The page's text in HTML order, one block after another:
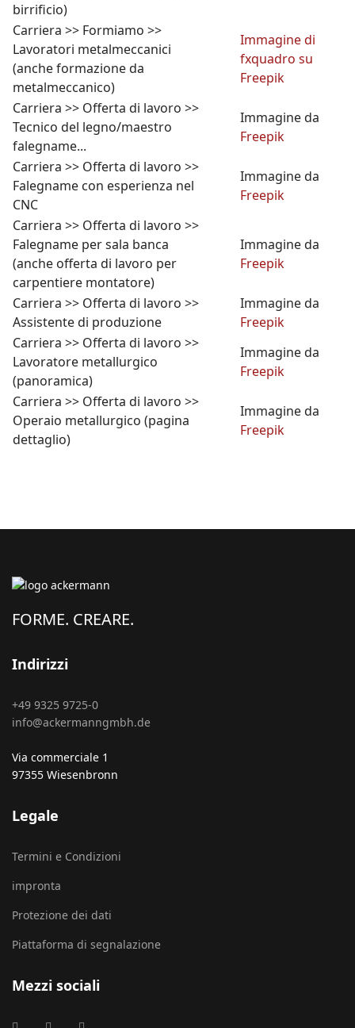
birrificio)
Carriera >> Formiamo >>
Lavoratori metalmeccanici
(anche formazione da
metalmeccanico)
Immagine di
fxquadro su
Freepik
Carriera >> Offerta di lavoro >>
Tecnico del legno/maestro
falegname...
Immagine da
Freepik
Carriera >> Offerta di lavoro >>
Falegname con esperienza nel
CNC
Immagine da
Freepik
Carriera >> Offerta di lavoro >>
Falegname per sala banca
(anche offerta di lavoro per
carpentiere montatore)
Immagine da
Freepik
Carriera >> Offerta di lavoro >>
Assistente di produzione
Immagine da
Freepik
Carriera >> Offerta di lavoro >>
Lavoratore metallurgico
(panoramica)
Immagine da
Freepik
Carriera >> Offerta di lavoro >>
Operaio metallurgico (pagina
dettaglio)
Immagine da
Freepik
FORME. CREARE.
Indirizzi
+49 9325 9725-0
info@ackermanngmbh.de
Via commerciale 1
97355 Wiesenbronn
Legale
Termini e Condizioni
impronta
Protezione dei dati
Piattaforma di segnalazione
Mezzi sociali